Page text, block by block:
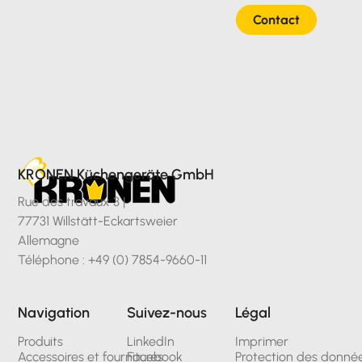
Contact
KRONEN Küchengeräte GmbH
Rue des travaux 3 |
77731 Willstätt-Eckartsweier
Allemagne
Téléphone : +49 (0) 7854-9660-11
Navigation
Produits
Accessoires et fournitures
Suivez-nous
LinkedIn
Facebook
Légal
Imprimer
Protection des